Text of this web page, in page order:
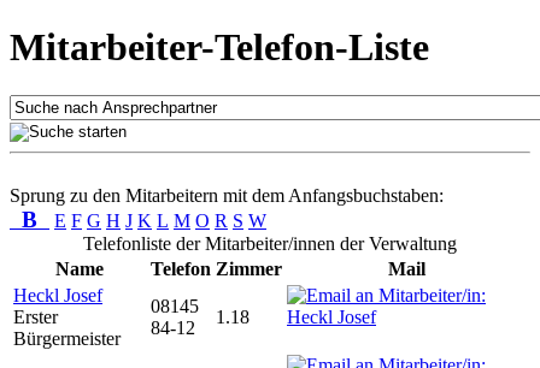
Mitarbeiter-Telefon-Liste
Sprung zu den Mitarbeitern mit dem Anfangsbuchstaben:
B E F G H J K L M O R S W
Telefonliste der Mitarbeiter/innen der Verwaltung
Name
Telefon Zimmer
Mail
Heckl Josef
Erster
Bürgermeister
08145
84-12
1.18